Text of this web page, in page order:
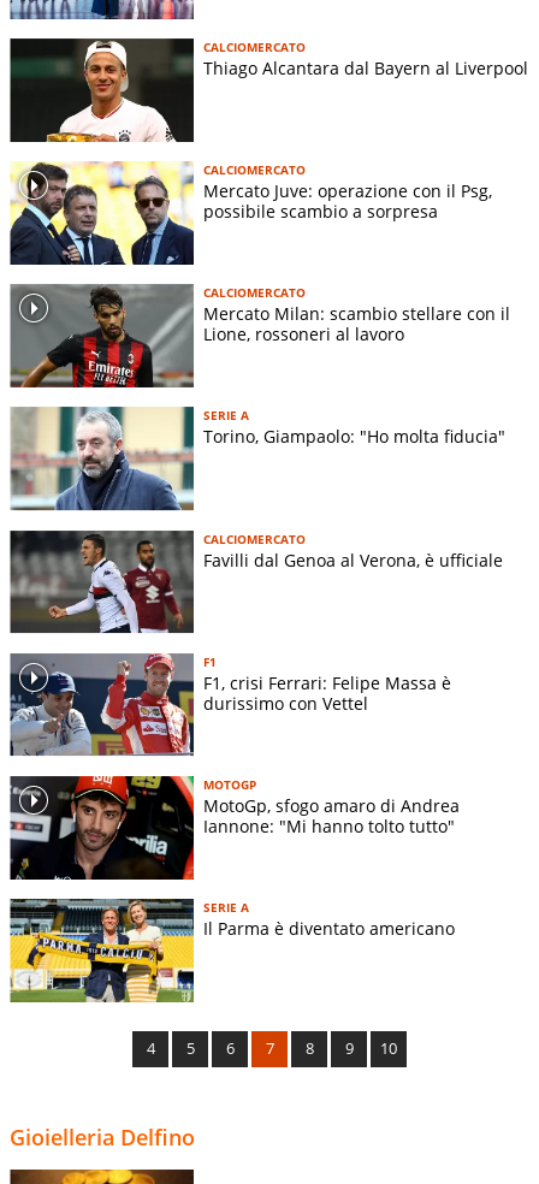
CALCIOMERCATO
Thiago Alcantara dal Bayern al Liverpool
CALCIOMERCATO
Mercato Juve: operazione con il Psg,
possibile scambio a sorpresa
CALCIOMERCATO
Mercato Milan: scambio stellare con il
Lione, rossoneri al lavoro
SERIE A
Torino, Giampaolo: "Ho molta fiducia"
CALCIOMERCATO
Favilli dal Genoa al Verona, è ufficiale
F1
F1, crisi Ferrari: Felipe Massa è
durissimo con Vettel
MOTOGP
MotoGp, sfogo amaro di Andrea
Iannone: "Mi hanno tolto tutto"
SERIE A
Il Parma è diventato americano
4 5 6 7 8 9 10
Gioielleria Delfino